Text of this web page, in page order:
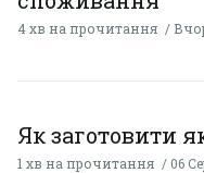
4 хв на прочитання
Як заготовити
1 хв на прочитання 06